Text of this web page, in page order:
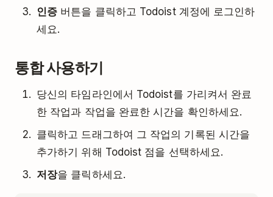
인증 버튼을 클릭하고 Todoist 계정에 로그인하
세요.
통합 사용하기
당신의 타임라인에서 Todoist를 가리켜서 완료
한 작업과 작업을 완료한 시간을 확인하세요.
클릭하고 드래그하여 그 작업의 기록된 시간을
추가하기 위해 Todoist 점을 선택하세요.
저장을 클릭하세요.